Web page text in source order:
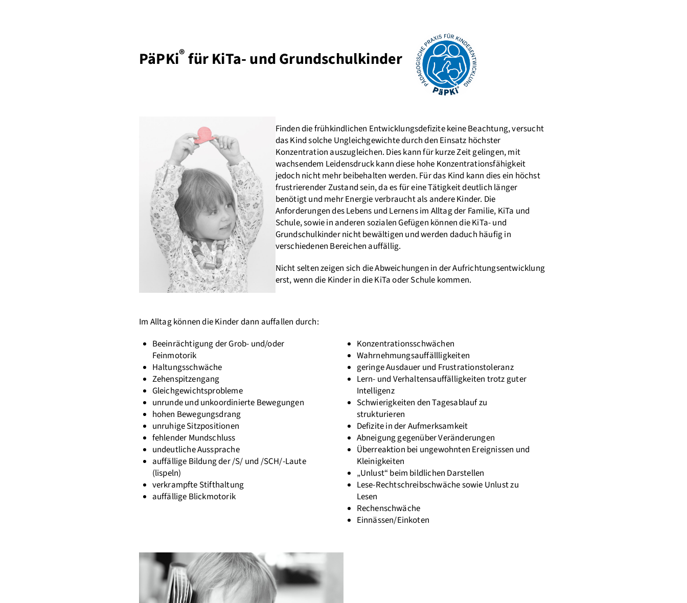
PäPKi®für KiTa- und Grundschulkinder
Finden die frühkindlichen Entwicklungsdefizite keine Beachtung, versucht
das Kind solche Ungleichgewichte durch den Einsatz höchster
Konzentration auszugleichen. Dies kann für kurze Zeit gelingen, mit
wachsendem Leidensdruck kann diese hohe Konzentrationsfähigkeit
jedoch nicht mehr beibehalten werden. Für das Kind kann dies ein höchst
frustrierender Zustand sein, da es für eine Tätigkeit deutlich länger
benötigt und mehr Energie verbraucht als andere Kinder. Die
Anforderungen des Lebens und Lernens im Alltag der Familie, KiTa und
Schule, sowie in anderen sozialen Gefügen können die KiTa- und
Grundschulkinder nicht bewältigen und werden daduch häufig in
verschiedenen Bereichen auffällig.
Nicht selten zeigen sich die Abweichungen in der Aufrichtungsentwicklung
erst, wenn die Kinder in die KiTa oder Schule kommen.
Im Alltag können die Kinder dann auffallen durch:
Beeinrächtigung der Grob- und/oder
Feinmotorik
Haltungsschwäche
Zehenspitzengang
Gleichgewichtsprobleme
unrunde und unkoordinierte Bewegungen
hohen Bewegungsdrang
unruhige Sitzpositionen
fehlender Mundschluss
undeutliche Aussprache
auffällige Bildung der /S/ und /SCH/-Laute
(lispeln)
verkrampfte Stifthaltung
auffällige Blickmotorik
Konzentrationsschwächen
Wahrnehmungsauffällligkeiten
geringe Ausdauer und Frustrationstoleranz
Lern- und Verhaltensauffälligkeiten trotz guter
Intelligenz
Schwierigkeiten den Tagesablauf zu
strukturieren
Defizite in der Aufmerksamkeit
Abneigung gegenüber Veränderungen
Überreaktion bei ungewohnten Ereignissen und
Kleinigkeiten
„Unlust“ beim bildlichen Darstellen
Lese-Rechtschreibschwäche sowie Unlust zu
Lesen
Rechenschwäche
Einnässen/Einkoten